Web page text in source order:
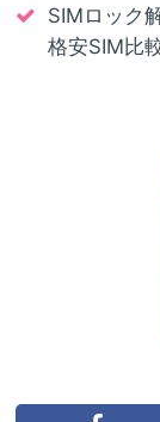
SIMロック
格安SIM比